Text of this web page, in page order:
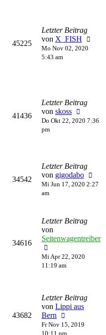
45225
Letzter Beitrag
von X_FISH
Mo Nov 02, 2020
5:43 am
41436
Letzter Beitrag
von skoss
Do Okt 22, 2020 7:36
pm
34542
Letzter Beitrag
von gigodabo
Mi Jun 17, 2020 2:27
am
34616
Letzter Beitrag
von
Seitenwagentreiber
Mi Apr 22, 2020
11:19 am
43682
Letzter Beitrag
von Lippi aus
Bern
Fr Nov 15, 2019
10:11 pm